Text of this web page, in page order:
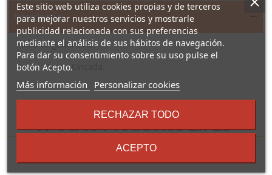
Descripción
Placa colgador EHL.
Recta. Hierro. Cincada.
16 Otros Productos En La
Misma Categoría:
Este sitio web utiliza cookies propias y de terceros
para mejorar nuestros servicios y mostrarle
publicidad relacionada con sus preferencias
mediante el análisis de sus hábitos de navegación.
Para dar su consentimiento sobre su uso pulse el
botón Acepto.
Más información
sobre
términos
condiciones
Personalizar cookies
RECHAZAR TODO
ACEPTO